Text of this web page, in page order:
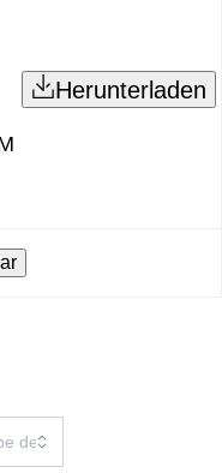
Herunterladen